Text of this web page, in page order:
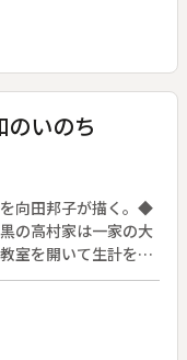
～成田空港～グァ
ｒ．ウルトラクイズ
いのち
向田邦子が描く。◆
の高村家は一家の大
室を開いて生計を立
末、半年前から神田
原になり、負傷した
。その男、長谷川は
いたという。その場